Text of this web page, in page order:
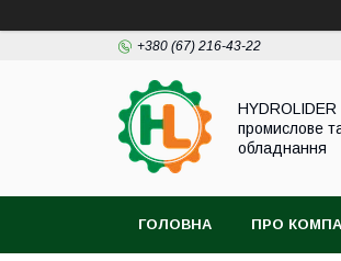
+380 (67) 216-43-22
HYDROLIDER
промислове
обладнання
ГОЛОВНА ПРО